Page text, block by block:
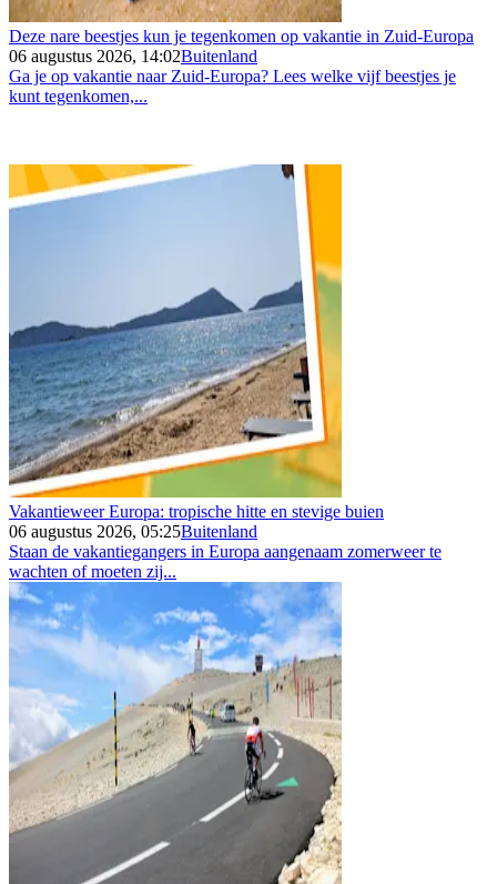
Deze nare beestjes kun je tegenkomen op vakantie in Zuid-Europa
06 augustus 2026, 14:02Buitenland
Ga je op vakantie naar Zuid-Europa? Lees welke vijf beestjes je
kunt tegenkomen,...
Vakantieweer Europa: tropische hitte en stevige buien
06 augustus 2026, 05:25Buitenland
Staan de vakantiegangers in Europa aangenaam zomerweer te
wachten of moeten zij...